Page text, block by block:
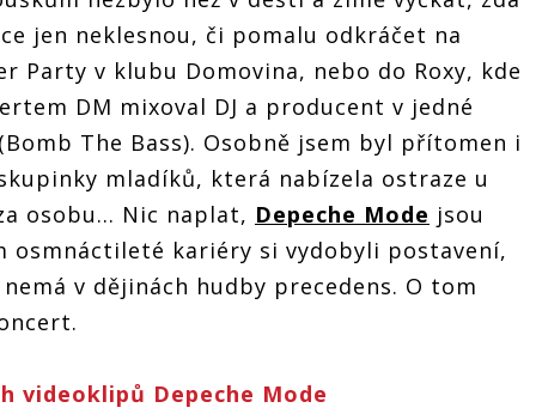
jen neklesnou, či pomalu odkráčet na
Party v klubu Domovina, nebo do Roxy, kde
DM mixoval DJ a producent v jedné
The Bass). Osobně jsem byl přítomen i
mladíků, která nabízela ostraze u
osobu... Nic naplat, Depeche Mode jsou
osmnáctileté kariéry si vydobyli postavení,
v dějinách hudby precedens. O tom
videoklipů Depeche Mode